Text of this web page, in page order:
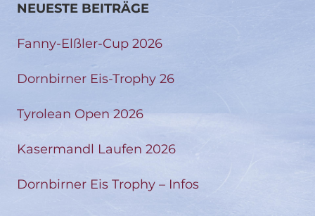
NEUESTE BEITRÄGE
Fanny-Elßler-Cup 2026
Dornbirner Eis-Trophy 26
Tyrolean Open 2026
Kasermandl Laufen 2026
Dornbirner Eis Trophy – Infos